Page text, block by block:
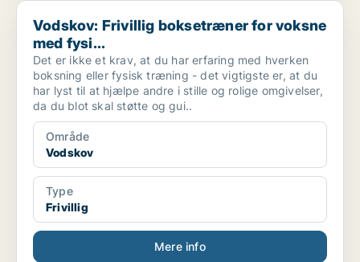
Vodskov: Frivillig boksetræner for voksne med fysi...
Vodskov: Frivillig boksetræner for voksne
med fysi...
Det er ikke et krav, at du har erfaring med hverken
boksning eller fysisk træning - det vigtigste er, at du
har lyst til at hjælpe andre i stille og rolige omgivelser,
da du blot skal støtte og gui..
Område
Vodskov
Type
Frivillig
Mere info